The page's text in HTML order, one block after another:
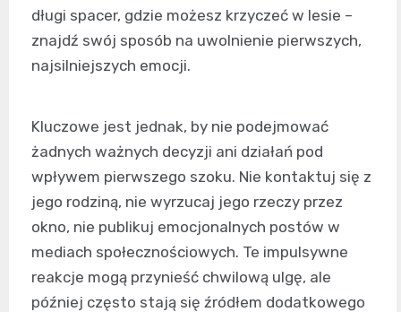
długi spacer, gdzie możesz krzyczeć w lesie –
znajdź swój sposób na uwolnienie pierwszych,
najsilniejszych emocji.
Kluczowe jest jednak, by nie podejmować
żadnych ważnych decyzji ani działań pod
wpływem pierwszego szoku. Nie kontaktuj się z
jego rodziną, nie wyrzucaj jego rzeczy przez
okno, nie publikuj emocjonalnych postów w
mediach społecznościowych. Te impulsywne
reakcje mogą przynieść chwilową ulgę, ale
później często stają się źródłem dodatkowego